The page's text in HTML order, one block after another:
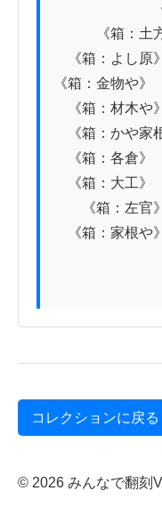
《箱：な
《箱：土方
《箱：よし原》
《箱：金物や》
《箱：材木や》
《箱：かや家
《箱：各倉》
《箱：大工》
《箱：左官》
《箱：家根や》
コレクションに戻る
© 2026 みんなで翻刻